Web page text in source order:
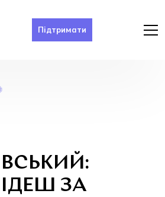
Підтримати
ТО
ПРОГРАЄШ»
ЗА